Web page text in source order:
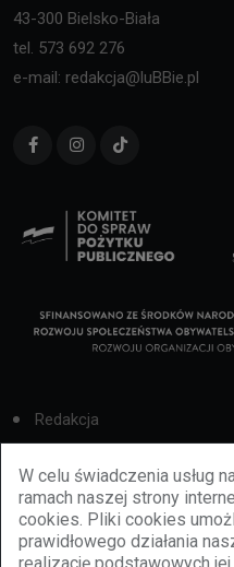
W celu świadczenia usług
ramach naszej strony
cookies. Pliki cookies
prawidłowego działania
43-300 Bielsko-Biała
tel. 573 692 276
e-mail: redakcja@luBBie.pl
Redakcja
Cookies
Reklama
BBiletomania